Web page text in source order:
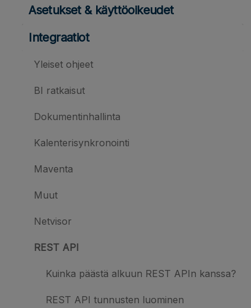
Asetukset & käyttöoikeudet
Integraatiot
Yleiset ohjeet
BI ratkaisut
Dokumentinhallinta
Kalenterisynkronointi
Maventa
Muut
Netvisor
REST API
Kuinka päästä alkuun REST APIn kanssa?
REST API tunnusten luominen